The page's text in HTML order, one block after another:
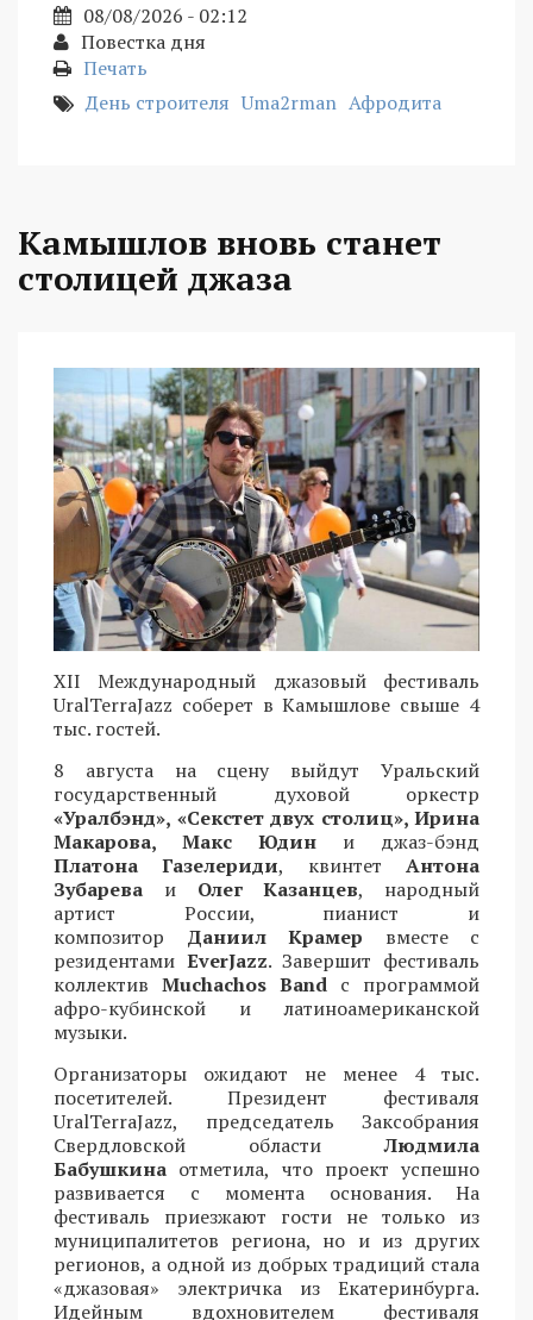
08/08/2026 - 02:12
Повестка дня
Печать
День строителя Uma2rman Афродита
Камышлов вновь станет
столицей джаза
XII Международный джазовый фестиваль
UralTerraJazz соберет в Камышлове свыше 4
тыс. гостей.
8 августа на сцену выйдут Уральский
государственный духовой оркестр
«Уралбэнд», «Секстет двух столиц», Ирина
Макарова, Макс Юдин и джаз-бэнд
Платона Газелериди, квинтетАнтона
Зубарева и Олег Казанцев, народный
артист России, пианист и
композитор Даниил Крамер вместе с
резидентами EverJazz. Завершит фестиваль
коллектив Muchachos Band с программой
афро-кубинской и латиноамериканской
музыки.
Организаторы ожидают не менее 4 тыс.
посетителей. Президент фестиваля
UralTerraJazz, председатель Заксобрания
Свердловской областиЛюдмила
Бабушкина отметила, что проект успешно
развивается с момента основания. На
фестиваль приезжают гости не только из
муниципалитетов региона, но и из других
регионов, а одной из добрых традиций стала
«джазовая» электричка из Екатеринбурга.
Идейным вдохновителем фестиваля